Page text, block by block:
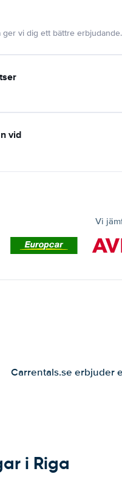
ger vi dig ett bättre erbjudande.
vid
Vi
Carrentals.se erbjuder
i Riga